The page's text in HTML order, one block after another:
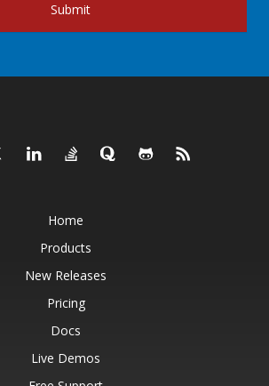
Submit
Home
Products
New Releases
Pricing
Docs
Live Demos